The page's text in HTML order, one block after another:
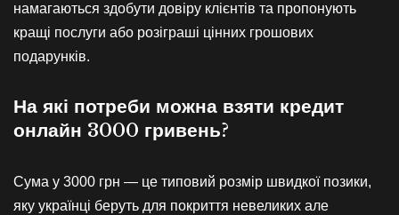
намагаються здобути довіру клієнтів та пропонують
кращі послуги або розіграші цінних грошових
подарунків.
На які потреби можна взяти кредит
онлайн 3000 гривень?
Сума у 3000 грн — це типовий розмір швидкої позики,
яку українці беруть для покриття невеликих але